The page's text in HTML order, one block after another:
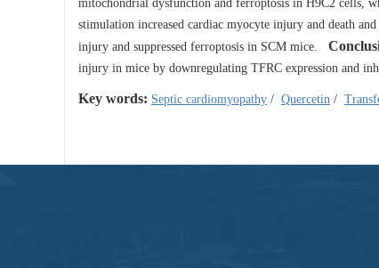
mitochondrial dysfunction and ferroptosis in H9C2 cells,
stimulation increased cardiac myocyte injury and death
injury and suppressed ferroptosis in SCM mice.
injury in mice by downregulating TFRC expression and
Key words: Septic cardiomyopathy / Quercetin /